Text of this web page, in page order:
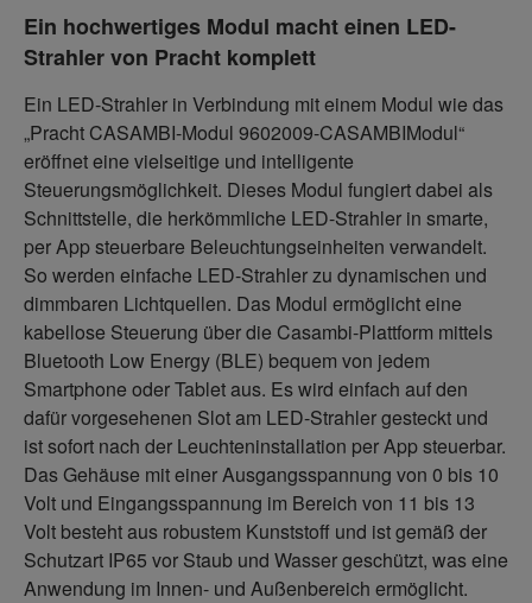
Ein hochwertiges Modul macht einen LED-
Strahler von Pracht komplett
Ein LED-Strahler in Verbindung mit einem Modul wie das
„Pracht CASAMBI-Modul 9602009-CASAMBIModul“
eröffnet eine vielseitige und intelligente
Steuerungsmöglichkeit. Dieses Modul fungiert dabei als
Schnittstelle, die herkömmliche LED-Strahler in smarte,
per App steuerbare Beleuchtungseinheiten verwandelt.
So werden einfache LED-Strahler zu dynamischen und
dimmbaren Lichtquellen. Das Modul ermöglicht eine
kabellose Steuerung über die Casambi-Plattform mittels
Bluetooth Low Energy (BLE) bequem von jedem
Smartphone oder Tablet aus. Es wird einfach auf den
dafür vorgesehenen Slot am LED-Strahler gesteckt und
ist sofort nach der Leuchteninstallation per App steuerbar.
Das Gehäuse mit einer Ausgangsspannung von 0 bis 10
Volt und Eingangsspannung im Bereich von 11 bis 13
Volt besteht aus robustem Kunststoff und ist gemäß der
Schutzart IP65 vor Staub und Wasser geschützt, was eine
Anwendung im Innen- und Außenbereich ermöglicht.